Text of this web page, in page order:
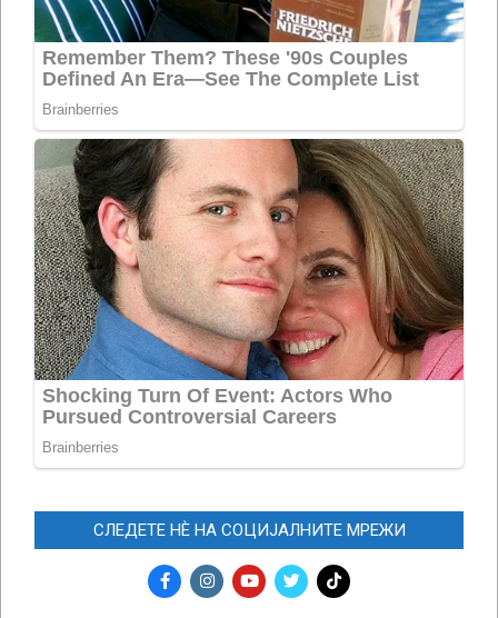
СЛЕДЕТЕ НЀ НА СОЦИЈАЛНИТЕ МРЕЖИ